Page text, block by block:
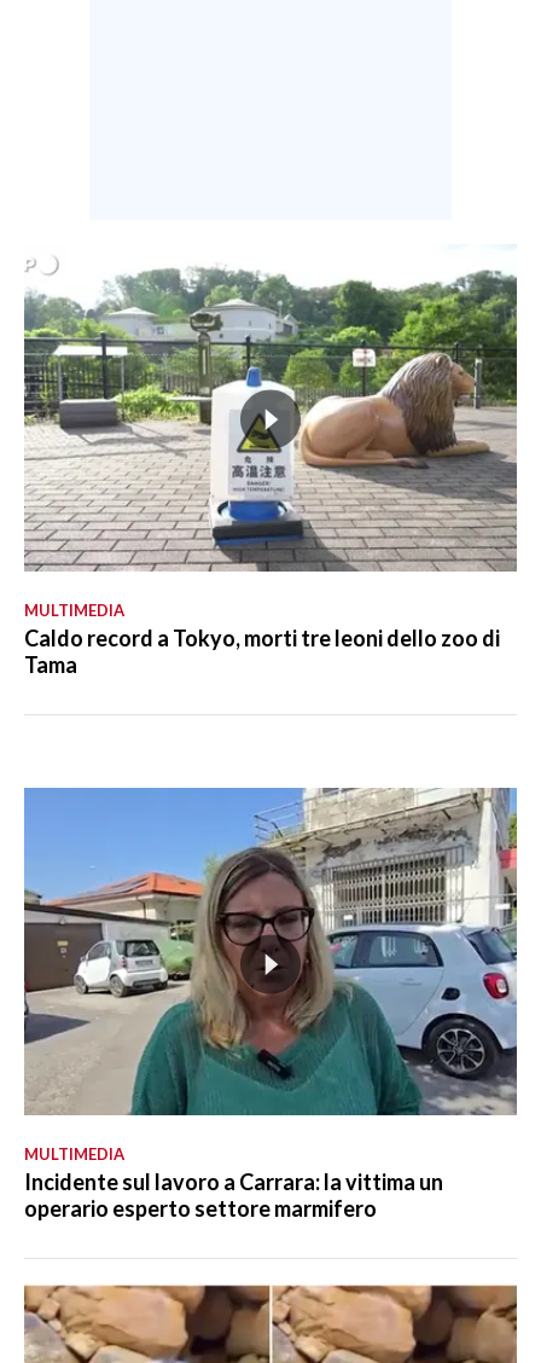
MULTIMEDIA
Caldo record a Tokyo, morti tre leoni dello zoo di
Tama
MULTIMEDIA
Incidente sul lavoro a Carrara: la vittima un
operario esperto settore marmifero